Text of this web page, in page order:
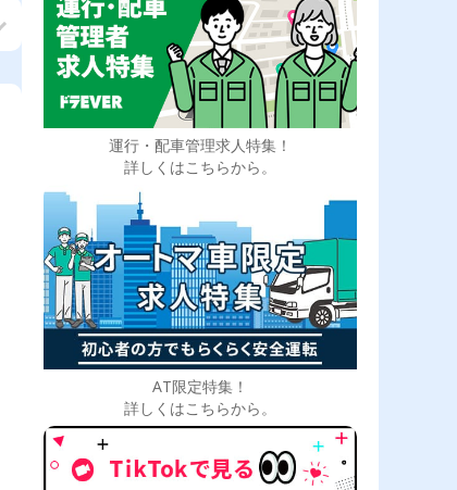
運行・配車管理求人特集！
詳しくはこちらから。
AT限定特集！
詳しくはこちらから。